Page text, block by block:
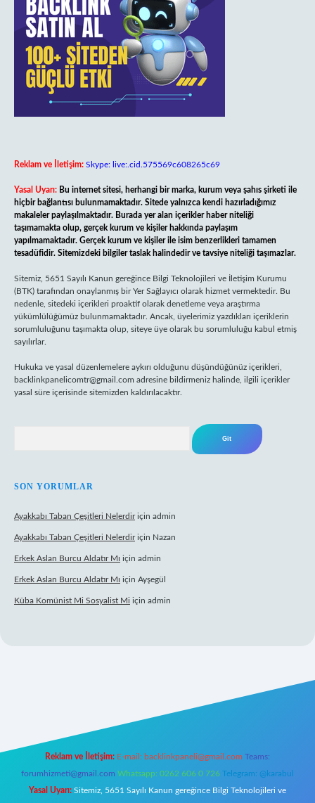
Reklam ve İletişim: Skype: live:.cid.575569c608265c69
Yasal Uyarı: Bu internet sitesi, herhangi bir marka, kurum veya şahıs şirketi ile
hiçbir bağlantısı bulunmamaktadır. Sitede yalnızca kendi hazırladığımız
makaleler paylaşılmaktadır. Burada yer alan içerikler haber niteliği
taşımamakta olup, gerçek kurum ve kişiler hakkında paylaşım
yapılmamaktadır. Gerçek kurum ve kişiler ile isim benzerlikleri tamamen
tesadüfidir. Sitemizdeki bilgiler taslak halindedir ve tavsiye niteliği taşımazlar.
Sitemiz, 5651 Sayılı Kanun gereğince Bilgi Teknolojileri ve İletişim Kurumu
(BTK) tarafından onaylanmış bir Yer Sağlayıcı olarak hizmet vermektedir. Bu
nedenle, sitedeki içerikleri proaktif olarak denetleme veya araştırma
yükümlülüğümüz bulunmamaktadır. Ancak, üyelerimiz yazdıkları içeriklerin
sorumluluğunu taşımakta olup, siteye üye olarak bu sorumluluğu kabul etmiş
sayılırlar.
Hukuka ve yasal düzenlemelere aykırı olduğunu düşündüğünüz içerikleri,
backlinkpanelicomtr@gmail.com adresine bildirmeniz halinde, ilgili içerikler
yasal süre içerisinde sitemizden kaldırılacaktır.
SON YORUMLAR
Ayakkabı Taban Çeşitleri Nelerdiriçin admin
Ayakkabı Taban Çeşitleri Nelerdiriçin Nazan
Erkek Aslan Burcu Aldatır Mı için admin
Erkek Aslan Burcu Aldatır Mı için Ayşegül
Küba Komünist Mi Sosyalist Mi için admin
Reklam ve İletişim: E-mail: backlinkpaneli@gmail.com Teams:
forumhizmeti@gmail.com Whatsapp: 0262 606 0 726 Telegram: @karabul
Yasal Uyarı: Sitemiz, 5651 Sayılı Kanun gereğince Bilgi Teknolojileri ve